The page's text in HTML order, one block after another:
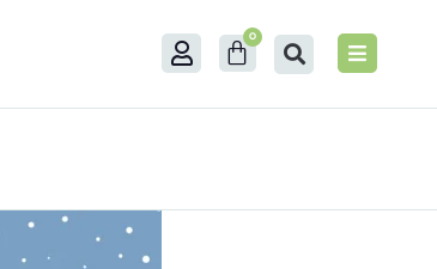
0